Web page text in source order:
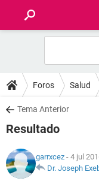
FOROS
SALUD
NUTRICIÓN
Foros Salud
Tema Anterior
Resultado
garrxcez - 4 jul
Dr. Joseph